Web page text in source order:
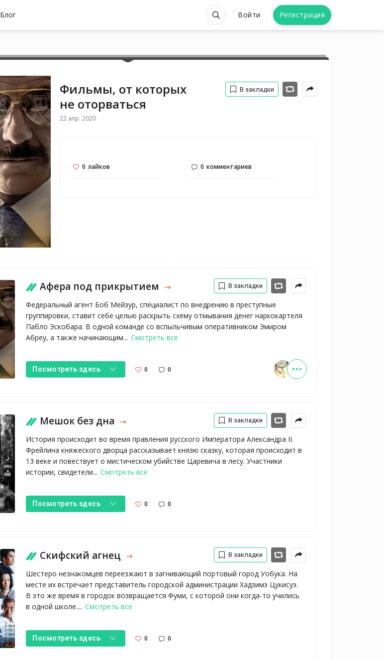
Блог Войти Регистрация
Фильмы, от которых
не оторваться
22 апр. 2020
0 лайков 0 комментариев
В закладки
Афера под прикрытием
Федеральный агент Боб Мейзур, специалист по внедрению в преступные
группировки, ставит себе целью раскрыть схему отмывания денег наркокартеля
Пабло Эскобара. В одной команде со вспыльчивым оперативником Эмиром
Абреу, а также начинающим... Смотреть все
Посмотреть здесь 0 0
В закладки
Мешок без дна
История происходит во время правления русского Императора Александра II.
Фрейлина княжеского дворца рассказывает князю сказку, которая происходит в
13 веке и повествует о мистическом убийстве Царевича в лесу. Участники
истории, свидетели... Смотреть все
Посмотреть здесь 0 0
В закладки
Скифский агнец
Шестеро незнакомцев переезжают в загнивающий портовый город Уобука. На
месте их встречает представитель городской администрации Хадзимэ Цукисуэ.
В это же время в городок возвращается Фуми, с которой они когда-то учились
в одной школе.... Смотреть все
Посмотреть здесь 0 0
В закладки